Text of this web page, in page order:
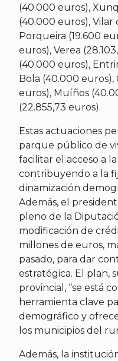
(40.000 euros),
(40.000 euros), Vilar
Porqueira (19.600
euros), Verea
(40.000 euros),
Bola (40.000 euros),
euros), Muíños
(22.855,73 euros).
Estas actuaciones
parque público de
facilitar el acceso a
contribuyendo a la
dinamización
Además, el
pleno de la
modificación de
millones de euros,
pasado, para dar
estratégica. El plan,
provincial, “se está
herramienta clave
demográfico y
los municipios del
Además, la